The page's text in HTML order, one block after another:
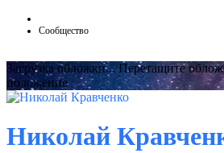
Сообщество
Загрузка обложки... Перетащите
положение
Николай